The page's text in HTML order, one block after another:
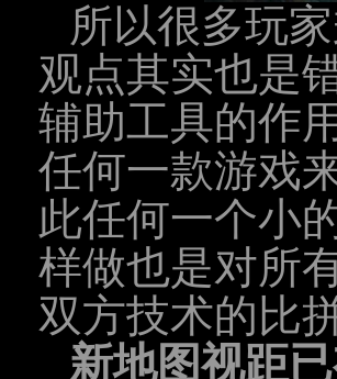
所以很多玩
观点其实也是
辅助工具的作
任何一款游戏
此任何一个小
样做也是对所
双方技术的比
新地图视距